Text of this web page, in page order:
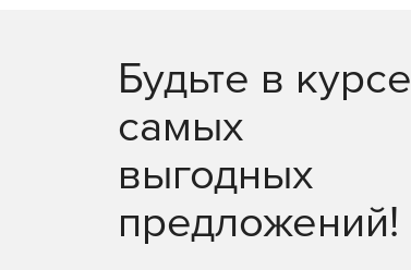
Будьте в курсе
самых
выгодных
предложений!